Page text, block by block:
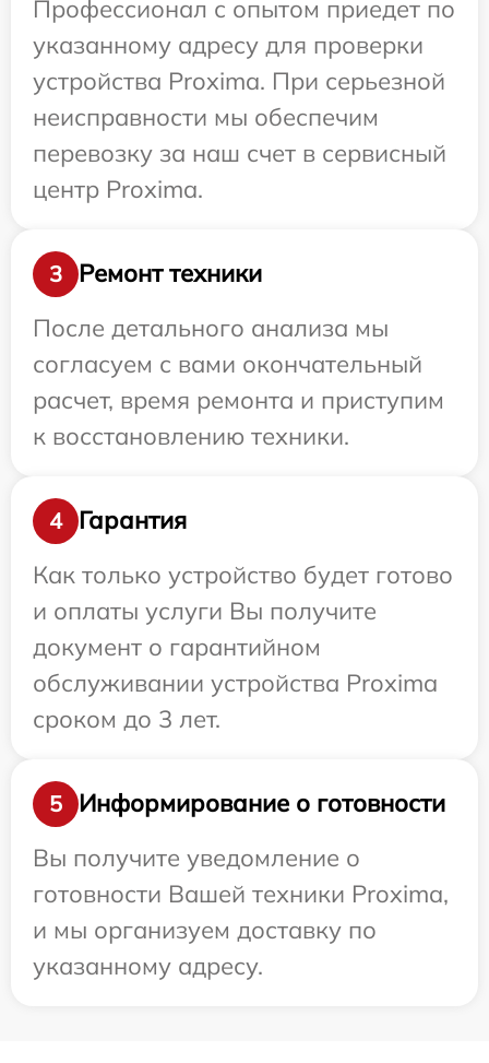
Профессионал с опытом приедет по
указанному адресу для проверки
устройства Proxima. При серьезной
неисправности мы обеспечим
перевозку за наш счет в сервисный
центр Proxima.
3
Ремонт техники
После детального анализа мы
согласуем с вами окончательный
расчет, время ремонта и приступим
к восстановлению техники.
4
Гарантия
Как только устройство будет готово
и оплаты услуги Вы получите
документ о гарантийном
обслуживании устройства Proxima
сроком до 3 лет.
5
Информирование о готовности
Вы получите уведомление о
готовности Вашей техники Proxima,
и мы организуем доставку по
указанному адресу.